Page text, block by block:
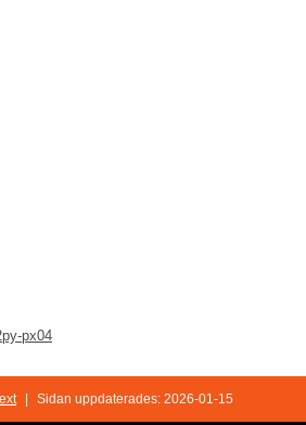
px04
Sidan uppdaterades: 2026-01-15